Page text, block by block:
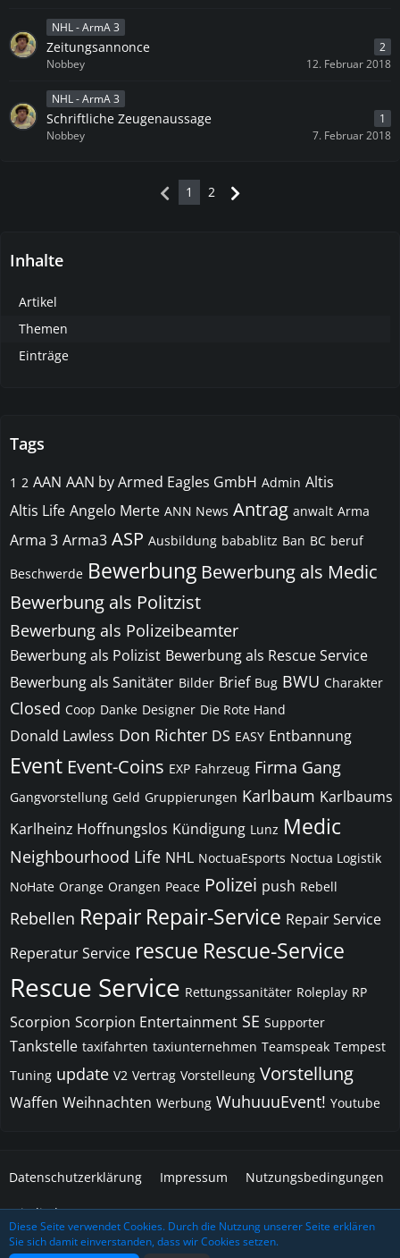
NHL - ArmA 3
Zeitungsannonce
2
Nobbey
12. Februar 2018
NHL - ArmA 3
Schriftliche Zeugenaussage
1
Nobbey
7. Februar 2018
1 2
Inhalte
Artikel
Themen
Einträge
Tags
1 2 AAN AAN by Armed Eagles GmbH Admin Altis
Altis Life Angelo Merte ANN News Antrag anwalt Arma
Arma 3 Arma3 ASP Ausbildung babablitz Ban BC beruf
Beschwerde Bewerbung Bewerbung als Medic
Bewerbung als Politzist
Bewerbung als Polizeibeamter
Bewerbung als Polizist Bewerbung als Rescue Service
Bewerbung als Sanitäter Bilder Brief Bug BWU Charakter
Closed Coop Danke Designer Die Rote Hand
Donald Lawless Don Richter DS EASY Entbannung
Event Event-Coins EXP Fahrzeug Firma Gang
Gangvorstellung Geld Gruppierungen Karlbaum Karlbaums
Karlheinz Hoffnungslos Kündigung Lunz Medic
Neighbourhood Life NHL NoctuaEsports Noctua Logistik
NoHate Orange Orangen Peace Polizei push Rebell
Rebellen Repair Repair-Service Repair Service
Reperatur Service rescue Rescue-Service
Rescue Service Rettungssanitäter Roleplay RP
Scorpion Scorpion Entertainment SE Supporter
Tankstelle taxifahrten taxiunternehmen Teamspeak Tempest
Tuning update V2 Vertrag Vorstelleung Vorstellung
Waffen Weihnachten Werbung WuhuuuEvent! Youtube
Datenschutzerklärung Impressum Nutzungsbedingungen
Mitglieder
Diese Seite verwendet Cookies. Durch die Nutzung unserer Seite erklären
Sie sich damit einverstanden, dass wir Cookies setzen.